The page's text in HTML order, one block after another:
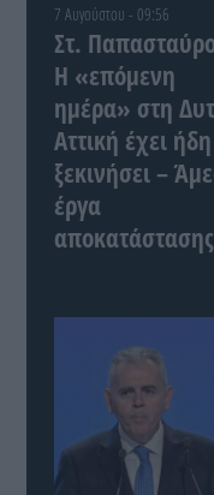
7 Αυγούστου - 09:56
Στ.
Η «επόμενη
ημέρα» στη
Αττική έχει ήδη
ξεκινήσει –
έργα
αποκατάστασης